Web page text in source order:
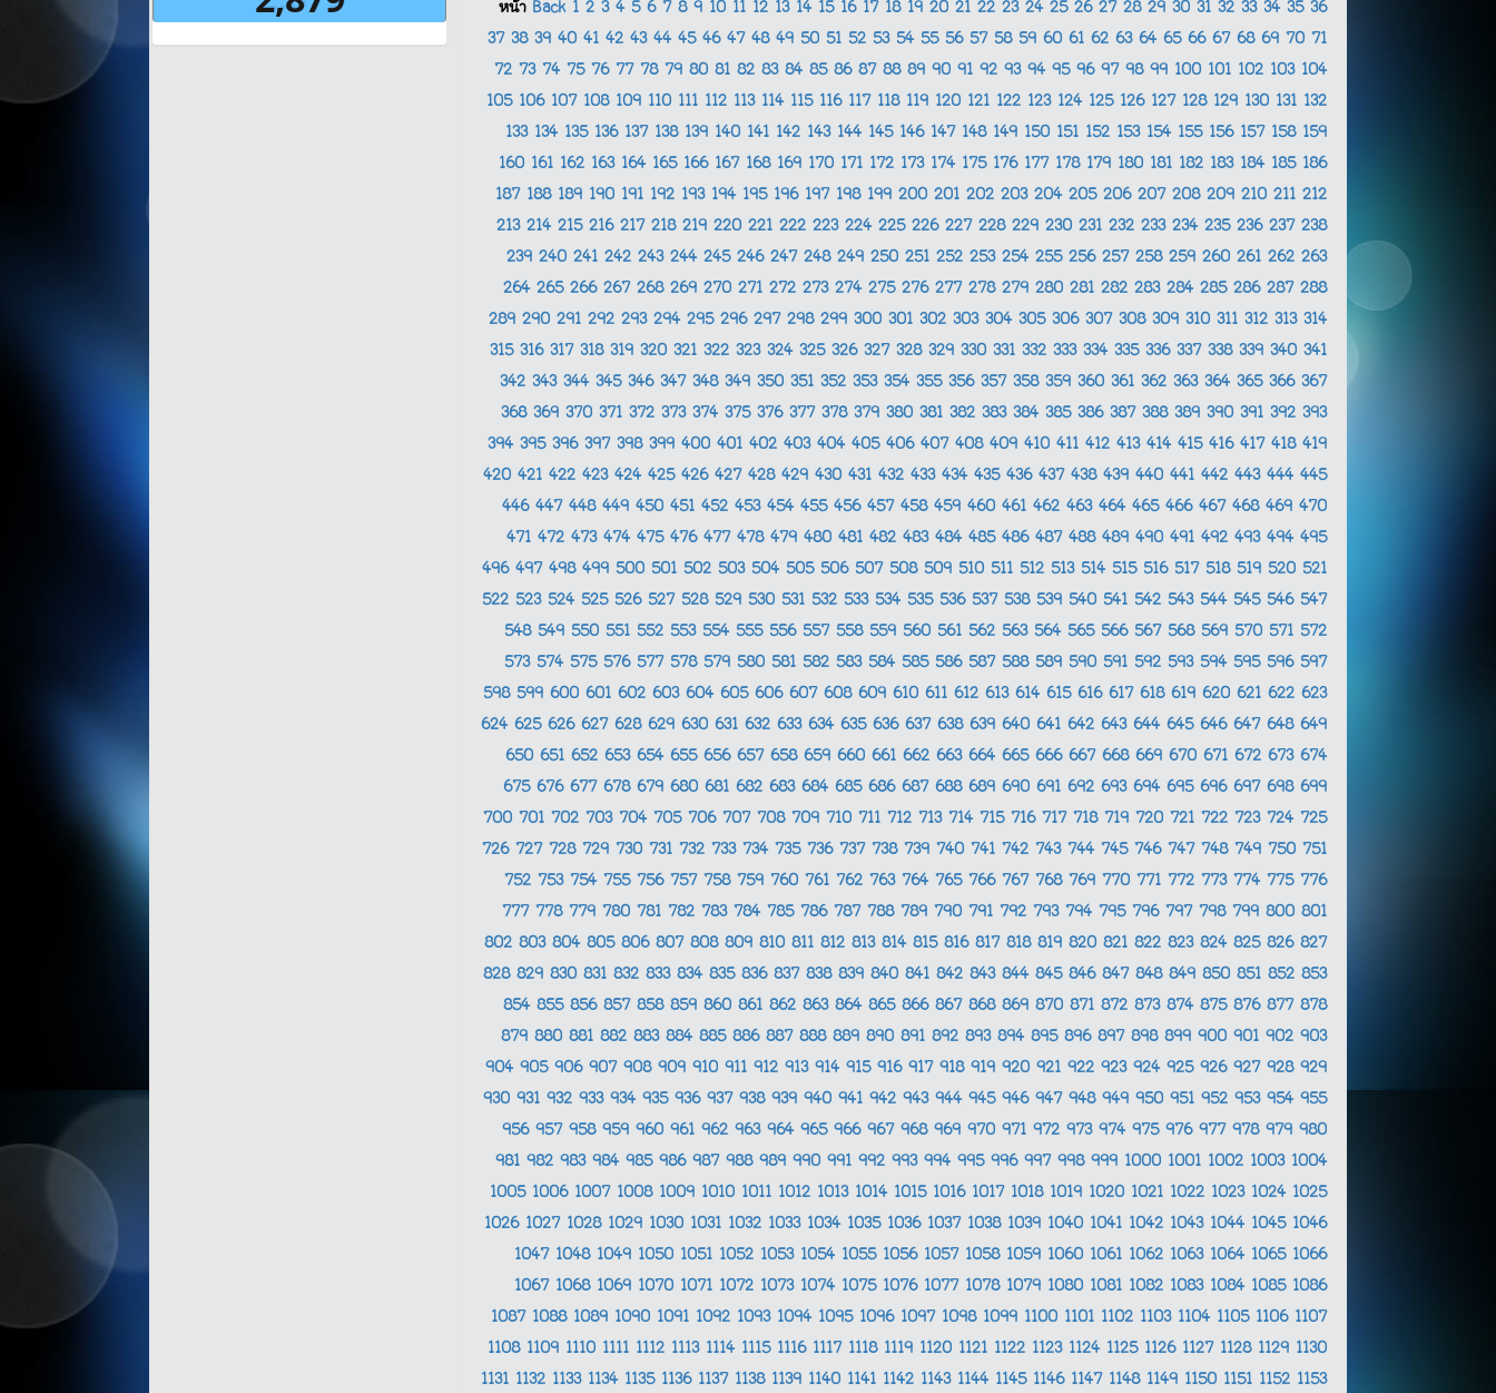
หน้า Back 1 2 3 4 5 6 7 8 9 10 11 12 13 14 15 16 17 18 19 20 21 22 23 24 25 26 27 28 29 30 31 32 33 34 35 36
37 38 39 40 41 42 43 44 45 46 47 48 49 50 51 52 53 54 55 56 57 58 59 60 61 62 63 64 65 66 67 68 69 70 71
72 73 74 75 76 77 78 79 80 81 82 83 84 85 86 87 88 89 90 91 92 93 94 95 96 97 98 99 100 101 102 103 104
105 106 107 108 109 110 111 112 113 114 115 116 117 118 119 120 121 122 123 124 125 126 127 128 129 130 131 132
133 134 135 136 137 138 139 140 141 142 143 144 145 146 147 148 149 150 151 152 153 154 155 156 157 158 159
160 161 162 163 164 165 166 167 168 169 170 171 172 173 174 175 176 177 178 179 180 181 182 183 184 185 186
187 188 189 190 191 192 193 194 195 196 197 198 199 200 201 202 203 204 205 206 207 208 209 210 211 212
213 214 215 216 217 218 219 220 221 222 223 224 225 226 227 228 229 230 231 232 233 234 235 236 237 238
239 240 241 242 243 244 245 246 247 248 249 250 251 252 253 254 255 256 257 258 259 260 261 262 263
264 265 266 267 268 269 270 271 272 273 274 275 276 277 278 279 280 281 282 283 284 285 286 287 288
289 290 291 292 293 294 295 296 297 298 299 300 301 302 303 304 305 306 307 308 309 310 311 312 313 314
315 316 317 318 319 320 321 322 323 324 325 326 327 328 329 330 331 332 333 334 335 336 337 338 339 340 341
342 343 344 345 346 347 348 349 350 351 352 353 354 355 356 357 358 359 360 361 362 363 364 365 366 367
368 369 370 371 372 373 374 375 376 377 378 379 380 381 382 383 384 385 386 387 388 389 390 391 392 393
394 395 396 397 398 399 400 401 402 403 404 405 406 407 408 409 410 411 412 413 414 415 416 417 418 419
420 421 422 423 424 425 426 427 428 429 430 431 432 433 434 435 436 437 438 439 440 441 442 443 444 445
446 447 448 449 450 451 452 453 454 455 456 457 458 459 460 461 462 463 464 465 466 467 468 469 470
471 472 473 474 475 476 477 478 479 480 481 482 483 484 485 486 487 488 489 490 491 492 493 494 495
496 497 498 499 500 501 502 503 504 505 506 507 508 509 510 511 512 513 514 515 516 517 518 519 520 521
522 523 524 525 526 527 528 529 530 531 532 533 534 535 536 537 538 539 540 541 542 543 544 545 546 547
548 549 550 551 552 553 554 555 556 557 558 559 560 561 562 563 564 565 566 567 568 569 570 571 572
573 574 575 576 577 578 579 580 581 582 583 584 585 586 587 588 589 590 591 592 593 594 595 596 597
598 599 600 601 602 603 604 605 606 607 608 609 610 611 612 613 614 615 616 617 618 619 620 621 622 623
624 625 626 627 628 629 630 631 632 633 634 635 636 637 638 639 640 641 642 643 644 645 646 647 648 649
650 651 652 653 654 655 656 657 658 659 660 661 662 663 664 665 666 667 668 669 670 671 672 673 674
675 676 677 678 679 680 681 682 683 684 685 686 687 688 689 690 691 692 693 694 695 696 697 698 699
700 701 702 703 704 705 706 707 708 709 710 711 712 713 714 715 716 717 718 719 720 721 722 723 724 725
726 727 728 729 730 731 732 733 734 735 736 737 738 739 740 741 742 743 744 745 746 747 748 749 750 751
752 753 754 755 756 757 758 759 760 761 762 763 764 765 766 767 768 769 770 771 772 773 774 775 776
777 778 779 780 781 782 783 784 785 786 787 788 789 790 791 792 793 794 795 796 797 798 799 800 801
802 803 804 805 806 807 808 809 810 811 812 813 814 815 816 817 818 819 820 821 822 823 824 825 826 827
828 829 830 831 832 833 834 835 836 837 838 839 840 841 842 843 844 845 846 847 848 849 850 851 852 853
854 855 856 857 858 859 860 861 862 863 864 865 866 867 868 869 870 871 872 873 874 875 876 877 878
879 880 881 882 883 884 885 886 887 888 889 890 891 892 893 894 895 896 897 898 899 900 901 902 903
904 905 906 907 908 909 910 911 912 913 914 915 916 917 918 919 920 921 922 923 924 925 926 927 928 929
930 931 932 933 934 935 936 937 938 939 940 941 942 943 944 945 946 947 948 949 950 951 952 953 954 955
956 957 958 959 960 961 962 963 964 965 966 967 968 969 970 971 972 973 974 975 976 977 978 979 980
981 982 983 984 985 986 987 988 989 990 991 992 993 994 995 996 997 998 999 1000 1001 1002 1003 1004
1005 1006 1007 1008 1009 1010 1011 1012 1013 1014 1015 1016 1017 1018 1019 1020 1021 1022 1023 1024 1025
1026 1027 1028 1029 1030 1031 1032 1033 1034 1035 1036 1037 1038 1039 1040 1041 1042 1043 1044 1045 1046
1047 1048 1049 1050 1051 1052 1053 1054 1055 1056 1057 1058 1059 1060 1061 1062 1063 1064 1065 1066
1067 1068 1069 1070 1071 1072 1073 1074 1075 1076 1077 1078 1079 1080 1081 1082 1083 1084 1085 1086
1087 1088 1089 1090 1091 1092 1093 1094 1095 1096 1097 1098 1099 1100 1101 1102 1103 1104 1105 1106 1107
1108 1109 1110 1111 1112 1113 1114 1115 1116 1117 1118 1119 1120 1121 1122 1123 1124 1125 1126 1127 1128 1129 1130
1131 1132 1133 1134 1135 1136 1137 1138 1139 1140 1141 1142 1143 1144 1145 1146 1147 1148 1149 1150 1151 1152 1153